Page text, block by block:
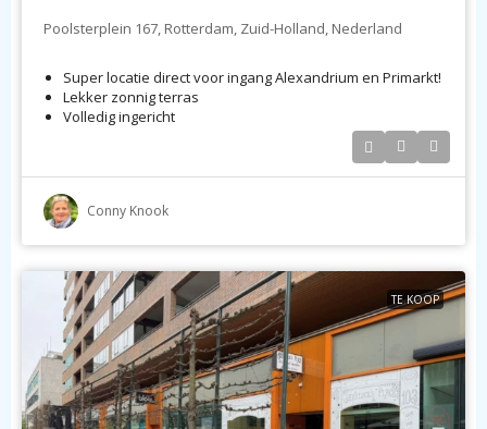
Poolsterplein 167, Rotterdam, Zuid-Holland, Nederland
Super locatie direct voor ingang Alexandrium en Primarkt!
Lekker zonnig terras
Volledig ingericht
Conny Knook
TE KOOP